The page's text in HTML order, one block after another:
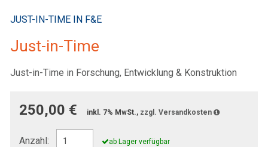
JUST-IN-TIME IN F&E
Just-in-Time
Just-in-Time in Forschung, Entwicklung & Konstruktion
250,00 € inkl. 7% MwSt., zzgl. Versandkosten
Anzahl: ab Lager verfügbar